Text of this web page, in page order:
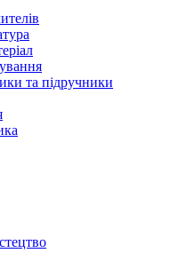
та підручники